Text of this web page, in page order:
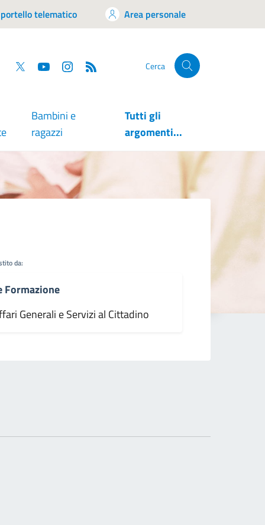
telematico Area personale
Facebook
Twitter YouTube Cerca
Bambini e
ragazzi
Tutti gli
argomenti...
da:
Formazione
Generali e Servizi al Cittadino